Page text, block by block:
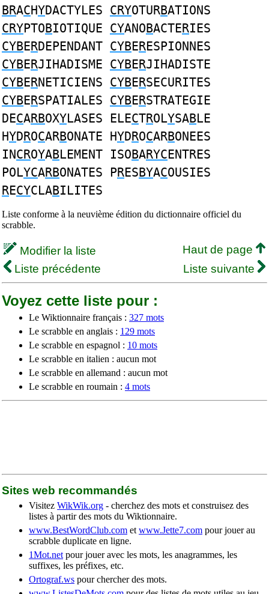
BRACHYDACTYLES CRYOTURBATIONS
CRYPTOBIOTIQUE CYANOBACTERIES
CYBERDEPENDANT CYBERESPIONNES
CYBERJIHADISME CYBERJIHADISTE
CYBERNETICIENS CYBERSECURITES
CYBERSPATIALES CYBERSTRATEGIE
DECARBOXYLASES ELECTROLYSABLE
HYDROCARBONATE HYDROCARBONEES
INCROYABLEMENT ISOBARYCENTRES
POLYCARBONATES PRESBYACOUSIES
RECYCLABILITES
Liste conforme à la neuvième édition du dictionnaire officiel du
scrabble.
Modifier la liste
Haut de page
Liste précédente
Liste suivante
Voyez cette liste pour :
Le Wiktionnaire français : 327 mots
Le scrabble en anglais : 129 mots
Le scrabble en espagnol : 10 mots
Le scrabble en italien : aucun mot
Le scrabble en allemand : aucun mot
Le scrabble en roumain : 4 mots
Sites web recommandés
Visitez WikWik.org - cherchez des mots et construisez des
listes à partir des mots du Wiktionnaire.
www.BestWordClub.com et www.Jette7.com pour jouer au
scrabble duplicate en ligne.
1Mot.net pour jouer avec les mots, les anagrammes, les
suffixes, les préfixes, etc.
Ortograf.ws pour chercher des mots.